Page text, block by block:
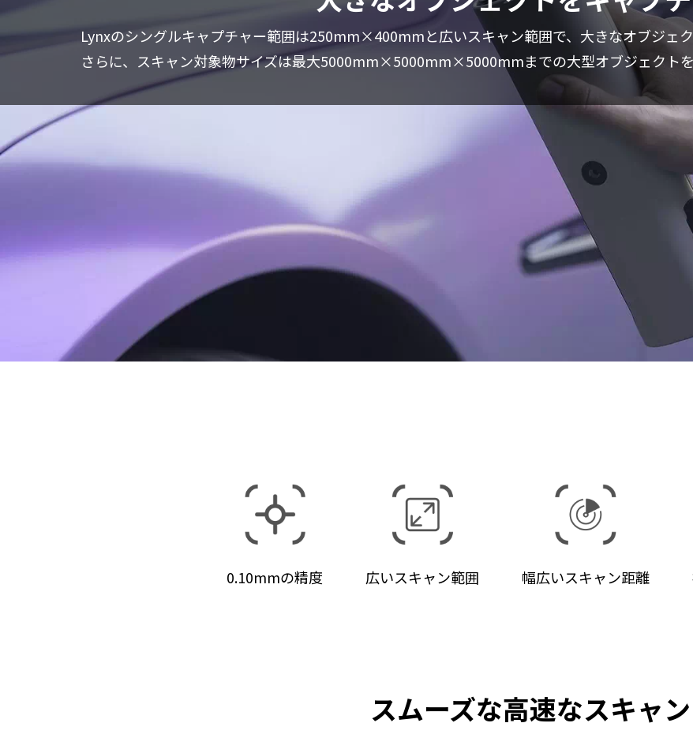
Lynxのシングルキャプチャー範囲は250mm×400mmと広いスキャン範囲で、大きなオブジェ
さらに、スキャン対象物サイズは最大5000mm×5000mm×5000mmまでの大型オブジェクトを
0.10mmの精度 広いスキャン範囲 幅広いスキャン距離
スムーズな高速なスキャン